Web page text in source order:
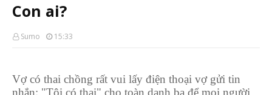
Con ai?
Sumo 15:33
Vợ có thai chồng rất vui lấy điện thoại vợ gửi tin
nhắn: "Tôi có thai" cho toàn danh bạ để mọi người